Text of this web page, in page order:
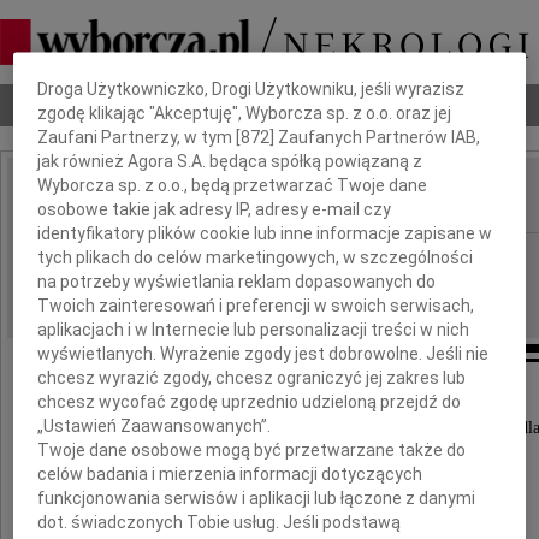
Nekrologi Odeszli Poradnik pogrzebowy
IMIĘ I NAZWISKO:
REGION: cała Polska
DATA EMISJI: 13.04.2010
Wyrazy głębokiego współczucia i ubolewania dla
Rodzin i Współpracowników
Dbamy o Twoją prywatność
Droga Użytkowniczko, Drogi Użytkowniku, jeśli wyrazisz
zgodę klikając "Akceptuję", Wyborcza sp. z o.o. oraz jej
Zaufani Partnerzy, w tym [872 ] Zaufanych Partnerów IAB,
jak również Agora S.A. będąca spółką powiązaną z
Wyborcza sp. z o.o., będą przetwarzać Twoje dane
osobowe takie jak adresy IP, adresy e-mail czy
identyfikatory plików cookie lub inne informacje zapisane w
tych plikach do celów marketingowych, w szczególności
na potrzeby wyświetlania reklam dopasowanych do
Twoich zainteresowań i preferencji w swoich serwisach,
aplikacjach i w Internecie lub personalizacji treści w nich
wyświetlanych. Wyrażenie zgody jest dobrowolne. Jeśli nie
chcesz wyrazić zgody, chcesz ograniczyć jej zakres lub
chcesz wycofać zgodę uprzednio udzieloną przejdź do
„Ustawień Zaawansowanych”.
Twoje dane osobowe mogą być przetwarzane także do
celów badania i mierzenia informacji dotyczących
funkcjonowania serwisów i aplikacji lub łączone z danymi
dot. świadczonych Tobie usług. Jeśli podstawą